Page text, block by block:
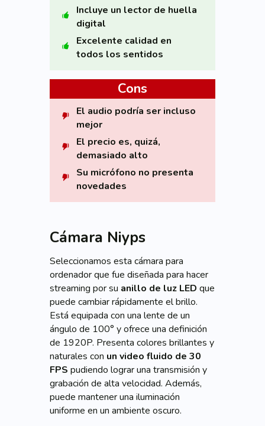
Incluye un lector de huella
digital
Excelente calidad en
todos los sentidos
Cons
El audio podría ser incluso
mejor
El precio es, quizá,
demasiado alto
Su micrófono no presenta
novedades
Cámara Niyps
Seleccionamos esta cámara para
ordenador que fue diseñada para hacer
streaming por su anillo de luz LED que
puede cambiar rápidamente el brillo.
Está equipada con una lente de un
ángulo de 100° y ofrece una definición
de 1920P. Presenta colores brillantes y
naturales con un video fluido de 30
FPS pudiendo lograr una transmisión y
grabación de alta velocidad. Además,
puede mantener una iluminación
uniforme en un ambiente oscuro.